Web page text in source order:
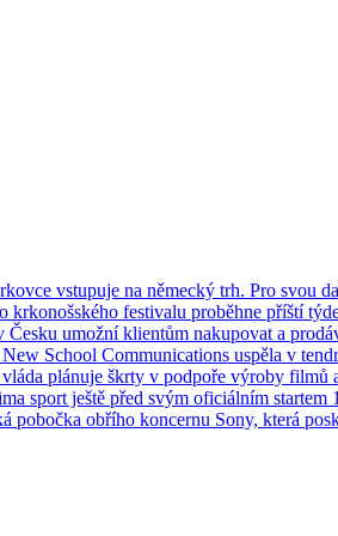
vstupuje na německý trh. Pro svou
krkonošského festivalu proběhne příští
Česku umožní klientům nakupovat a
School Communications uspěla v
vláda plánuje škrty v podpoře výroby
sport ještě před svým oficiálním startem
pobočka obřího koncernu Sony, která